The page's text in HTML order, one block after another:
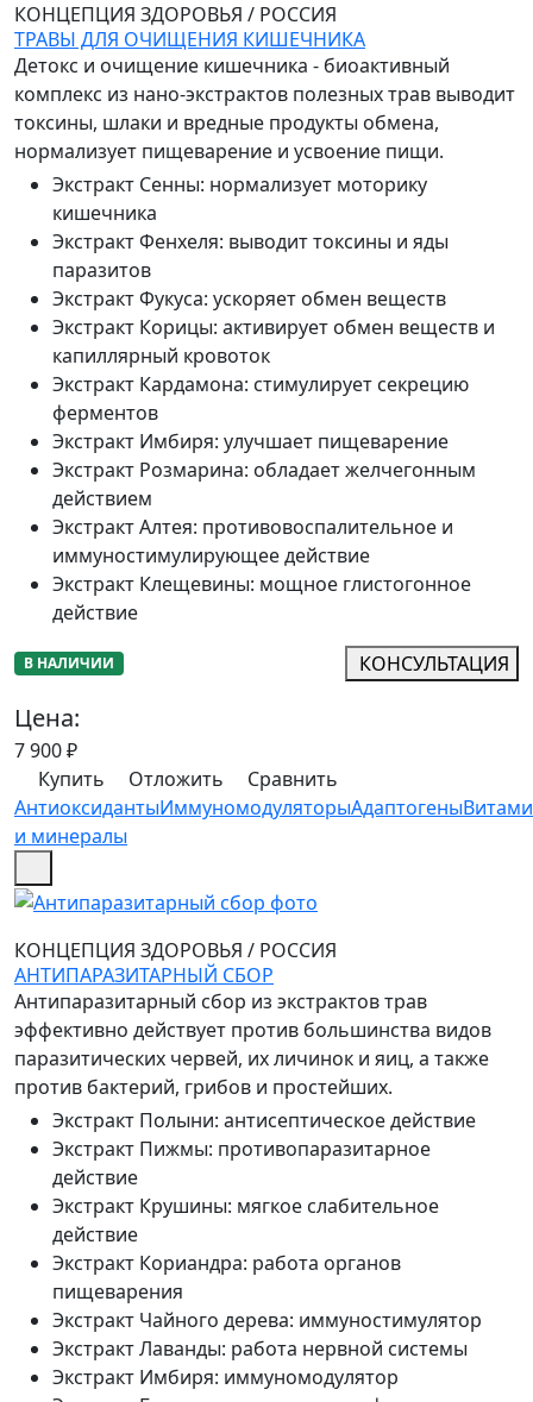
КОНЦЕПЦИЯ ЗДОРОВЬЯ / РОССИЯ
ТРАВЫ ДЛЯ ОЧИЩЕНИЯ КИШЕЧНИКА
Детокс и очищение кишечника - биоактивный
комплекс из нано-экстрактов полезных трав выводит
токсины, шлаки и вредные продукты обмена,
нормализует пищеварение и усвоение пищи.
Экстракт Сенны: нормализует моторику
кишечника
Экстракт Фенхеля: выводит токсины и яды
паразитов
Экстракт Фукуса: ускоряет обмен веществ
Экстракт Корицы: активирует обмен веществ и
капиллярный кровоток
Экстракт Кардамона: стимулирует секрецию
ферментов
Экстракт Имбиря: улучшает пищеварение
Экстракт Розмарина: обладает желчегонным
действием
Экстракт Алтея: противовоспалительное и
иммуностимулирующее действие
Экстракт Клещевины: мощное глистогонное
действие
В НАЛИЧИИ КОНСУЛЬТАЦИЯ
Цена:
7 900₽
Купить
Отложить
Сравнить
АнтиоксидантыИммуномодуляторыАдаптогены
и минералы
КОНЦЕПЦИЯ ЗДОРОВЬЯ / РОССИЯ
АНТИПАРАЗИТАРНЫЙ СБОР
Антипаразитарный сбор из экстрактов трав
эффективно действует против большинства видов
паразитических червей, их личинок и яиц, а также
против бактерий, грибов и простейших.
Экстракт Полыни: антисептическое действие
Экстракт Пижмы: противопаразитарное
действие
Экстракт Крушины: мягкое слабительное
действие
Экстракт Кориандра: работа органов
пищеварения
Экстракт Чайного дерева: иммуностимулятор
Экстракт Лаванды: работа нервной системы
Экстракт Имбиря: иммуномодулятор